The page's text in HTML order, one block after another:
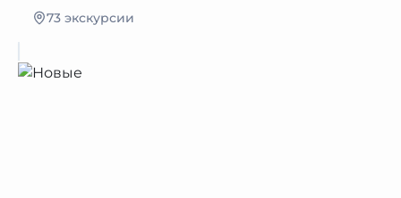
73 экскурсии